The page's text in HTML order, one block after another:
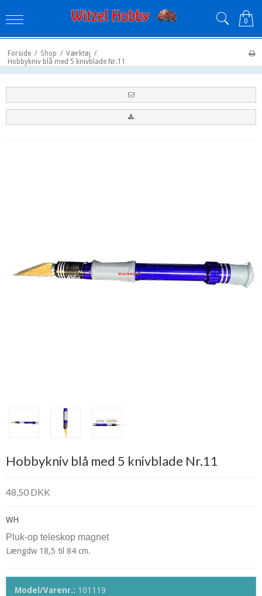
0
Forside / Shop / Værktøj /
Hobbykniv blå med 5 knivblade Nr.11
Hobbykniv blå med 5 knivblade Nr.11
48,50 DKK
WH
Pluk-op teleskop magnet
Længdw 18,5 til 84 cm.
Model/Varenr.: 101119